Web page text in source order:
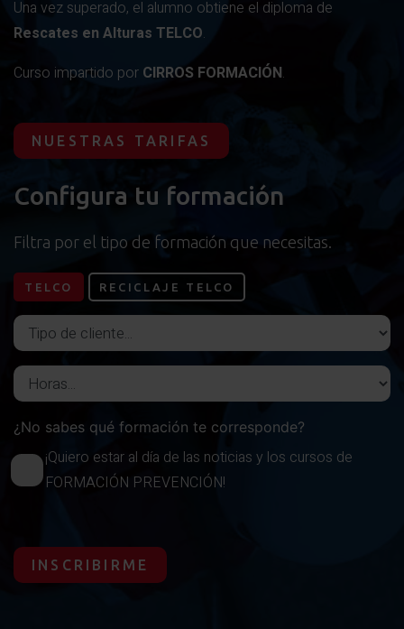
Una vez superado, el alumno obtiene el diploma de
Rescates en Alturas TELCO.
Curso impartido por CIRROS FORMACIÓN.
NUESTRAS TARIFAS
Configura tu formación
Filtra por el tipo de formación que necesitas.
TELCO RECICLAJE TELCO
Tipo de cliente
Horas del curso
¿No sabes qué formación te corresponde?
¡Quiero estar al día de las noticias y los cursos de
FORMACIÓN PREVENCIÓN!
INSCRIBIRME